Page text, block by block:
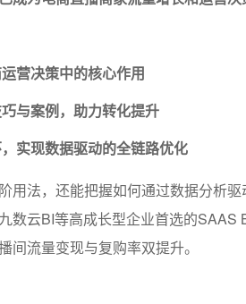
营决策中的核心作用
与案例，助力转化提升
实现数据驱动的全链路优化
用法，还能把握如何通过数据分析
数云BI等高成长型企业首选的SAAS
流量变现与复购率双提升。